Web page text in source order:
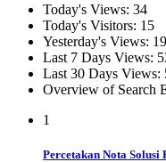
Today's Views: 34
Today's Visitors: 15
Yesterday's Views:
Last 7 Days Views:
Last 30 Days Views:
Overview of Search
1
Percetakan Nota Solusi